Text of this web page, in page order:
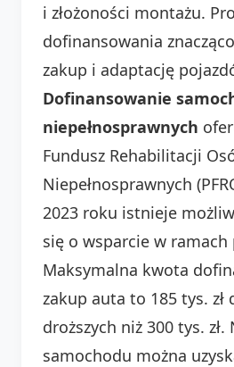
i złożoności montażu.
dofinansowania
zakup i adaptację
Dofinansowanie
niepełnosprawnych
Fundusz Rehabilitacji
Niepełnosprawnych
2023 roku istnieje
się o wsparcie w
Maksymalna kwota
zakup auta to 185 tys. zł
droższych niż 300 tys.
samochodu można